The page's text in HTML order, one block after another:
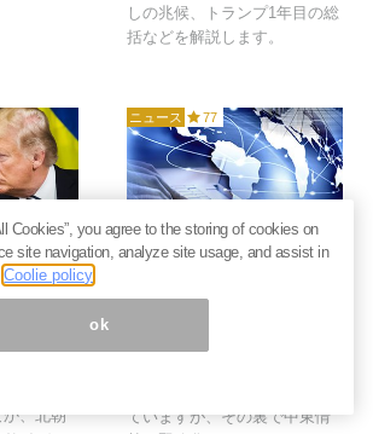
しの兆候、トランプ1年目の総
括などを解説します。
鮮のサイ
は武力制
て南北
、北朝
ニュース 77
2018年2月22日
北朝鮮、米国の振り上げ
ていますが、その裏で中東情
Cookies”, you agree to the storing of cookies on
site navigation, analyze site usage, and assist in
Coolie policy
ok